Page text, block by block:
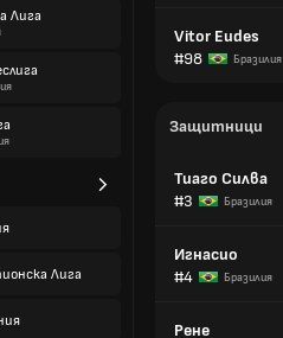
Лига
Лига
Vitor Eudes
#98
Бразилия
Защитници
Тиаго Силва
#3
Бразилия
Игнасио
#4
Бразилия
Рене